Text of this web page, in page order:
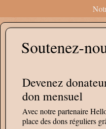
Soutenez-
Devenez
don mensuel
Avec notre partenaire
place des dons réguliers